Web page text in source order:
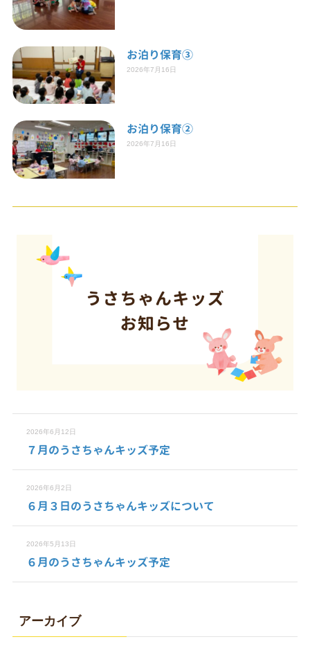
お泊り保育③
2026年7月16日
お泊り保育②
2026年7月16日
2026年6月12日
７月のうさちゃんキッズ予定
2026年6月2日
６月３日のうさちゃんキッズについて
2026年5月13日
６月のうさちゃんキッズ予定
アーカイブ